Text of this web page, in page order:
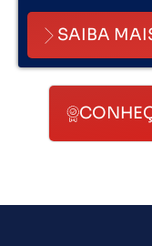
SAIBA